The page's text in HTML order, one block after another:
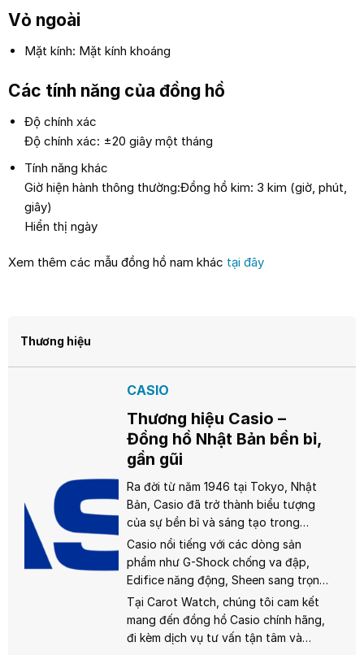
Vỏ ngoài
Mặt kính: Mặt kính khoáng
Các tính năng của đồng hồ
Độ chính xác
Độ chính xác: ±20 giây một tháng
Tính năng khác
Giờ hiện hành thông thường:Đồng hồ kim: 3 kim (giờ, phút,
giây)
Hiển thị ngày
Xem thêm các mẫu đồng hồ nam khác tại đây
Thương hiệu
CASIO
Thương hiệu Casio –
Đồng hồ Nhật Bản bền bỉ,
gần gũi
Ra đời từ năm 1946 tại Tokyo, Nhật
Bản, Casio đã trở thành biểu tượng
của sự bền bỉ và sáng tạo trong
ngành đồng hồ. Từ chiếc đồng hồ
điện tử đầu tiên Casiotron năm 1974,
Casio không ngừng đổi mới, mang
đến những sản phẩm chất lượng với
giá cả phải chăng, phù hợp cho mọi
đối tượng từ học sinh, sinh viên đến
người trưởng thành.
Casio nổi tiếng với các dòng sản
phẩm như G-Shock chống va đập,
Edifice năng động, Sheen sang trọng
dành cho phái nữ, và đặc biệt là
dòng Vintage với phong cách cổ
điển, thời thượng. Mỗi chiếc đồng hồ
Tại Carot Watch, chúng tôi cam kết
mang đến đồng hồ Casio chính hãng,
đi kèm dịch vụ tư vấn tận tâm và